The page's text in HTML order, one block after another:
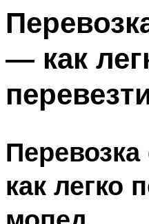
— как
как легко